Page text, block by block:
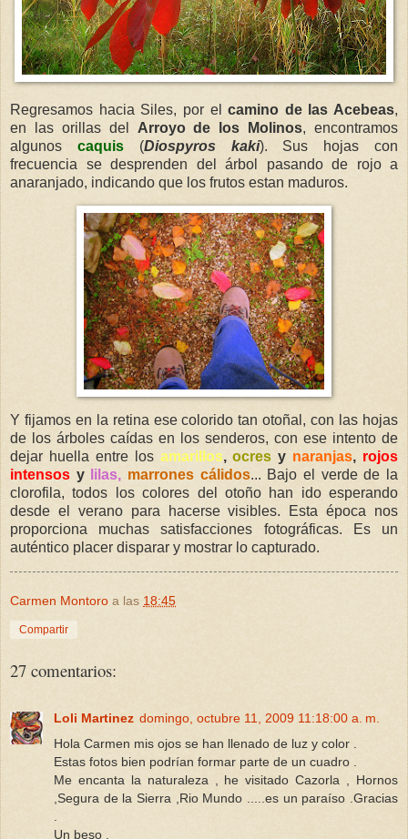
Regresamos hacia Siles, por elcamino de las Acebeas,
en las orillas del Arroyo de los Molinos, encontramos
algunos caquis(Diospyros kaki). Sus hojas con
frecuencia se desprenden del árbol pasando de rojo a
anaranjado, indicando que los frutos estan maduros.
Y fijamos en la retina ese colorido tan otoñal, con las hojas
de los árboles caídas en los senderos, con ese intento de
dejar huella entre los amarillos,ocres y naranjas, rojos
intensos y lilas, marrones cálidos... Bajo el verde de la
clorofila, todos los colores del otoño han ido esperando
desde el verano para hacerse visibles. Esta época nos
proporciona muchas satisfacciones fotográficas. Es un
auténtico placer disparar y mostrar lo capturado.
Carmen Montoro a las 18:45
Compartir
27 comentarios:
Loli Martinez domingo, octubre 11, 2009 11:18:00 a. m.
Hola Carmen mis ojos se han llenado de luz y color .
Estas fotos bien podrían formar parte de un cuadro .
Me encanta la naturaleza , he visitado Cazorla , Hornos
,Segura de la Sierra ,Rio Mundo .....es un paraíso .Gracias
.
Un beso .